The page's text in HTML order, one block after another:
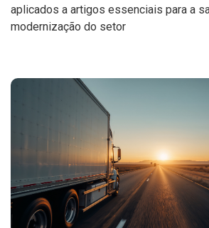
aplicados a artigos essenciais para a
modernização do setor